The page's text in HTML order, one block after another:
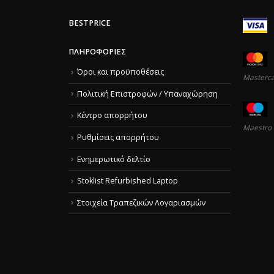
BESTPRICE
ΠΛΗΡΟΦΟΡΊΕΣ
Όροι και προϋποθέσεις
Πολιτική Επιστροφών / Υπαναχώρηση
Κέντρο απορρήτου
Ρυθμίσεις απορρήτου
Ενημερωτικό δελτίο
Stoklist Refurbished Laptop
Στοιχεία Τραπεζικών Λογαριασμών
Maestro